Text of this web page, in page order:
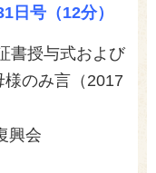
日号（12分）
書授与式および
のみ言（2017
興会